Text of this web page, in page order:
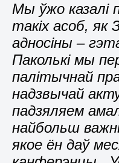
Мы ўжо казалі
такіх асоб, як
адносіны –
Паколькі мы
палітычнай
надзвычай
падзяляем
найбольш
якое ён даў